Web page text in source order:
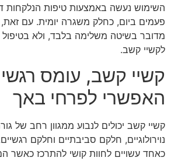
השימוש נעשה באמצעות טיפות
פעמים ביום, כחלק משגרה יומית. עם
מדובר בשיטה משלימה בלבד, ולא
לקשיי קשב.
קשיי קשב, עומס
האפשרי לפרחי באך
קשיי קשב יכולים לנבוע ממגוון רחב של
נוירולוגיים, חלקם סביבתיים וחלקם
כאחד עשויים לחוות קושי להתרכז כאשר